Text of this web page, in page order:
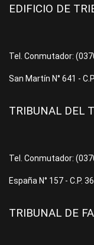
EDIFICIO DE
Tel. Conmutador:
San Martín N° 641 -
TRIBUNAL DEL
Tel. Conmutador:
España N° 157 - C.P.
TRIBUNAL DE